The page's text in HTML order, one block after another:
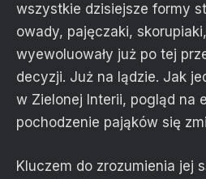
wszystkie dzisiejsze formy
owady, pajęczaki,
wyewoluowały już po tej
decyzji. Już na lądzie. Jak
w Zielonej Interii, pogląd na
pochodzenie pająków się
Kluczem do zrozumienia jej